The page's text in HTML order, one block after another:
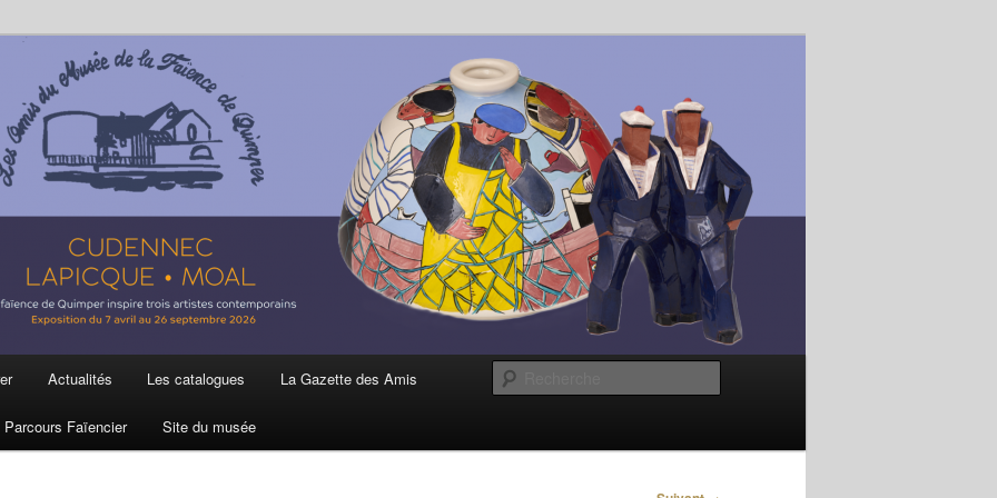
et de la Faïence de Quimper
Actualités Les catalogues La Gazette des Amis
Parcours Faïencier Site du musée